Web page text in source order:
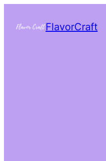
FlavorCraft